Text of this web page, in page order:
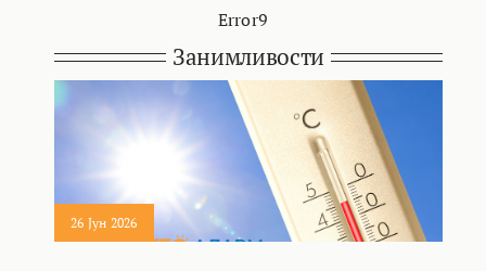
Error9
Занимливости
26 Јун 2026